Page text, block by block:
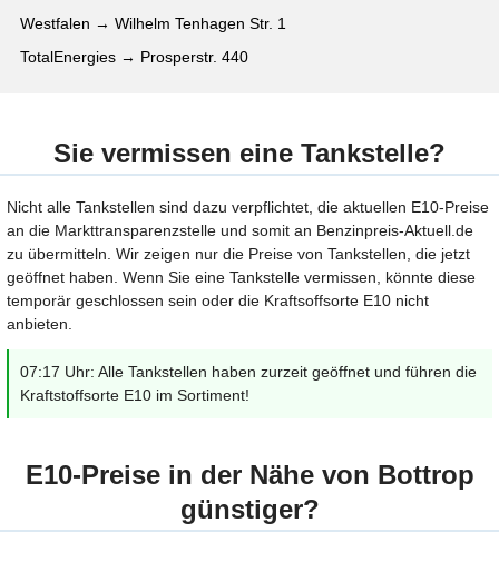
Westfalen → Wilhelm Tenhagen Str. 1
TotalEnergies → Prosperstr. 440
Sie vermissen eine Tankstelle?
Nicht alle Tankstellen sind dazu verpflichtet, die aktuellen E10-Preise
an die Markttransparenzstelle und somit an Benzinpreis-Aktuell.de
zu übermitteln. Wir zeigen nur die Preise von Tankstellen, die jetzt
geöffnet haben. Wenn Sie eine Tankstelle vermissen, könnte diese
temporär geschlossen sein oder die Kraftsoffsorte E10 nicht
anbieten.
07:17 Uhr: Alle Tankstellen haben zurzeit geöffnet und führen die
Kraftstoffsorte E10 im Sortiment!
E10-Preise in der Nähe von Bottrop
günstiger?